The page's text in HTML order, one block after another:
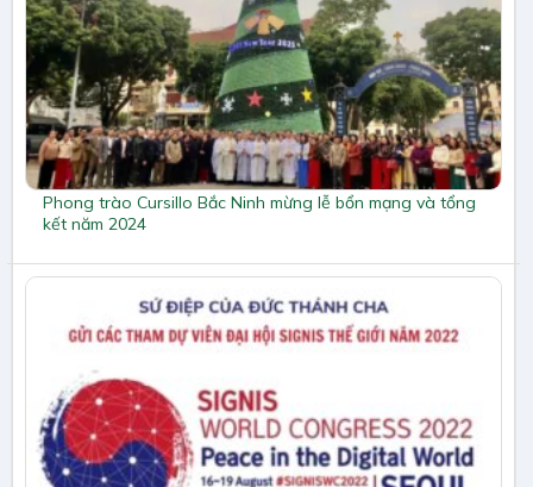
Phong trào Cursillo Bắc Ninh mừng lễ bổn mạng và tổng
kết năm 2024